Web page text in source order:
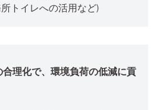
トイレへの活用など)
合理化で、環境負荷の低減に貢